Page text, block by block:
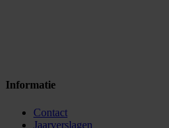
Informatie
Contact
Jaarverslagen